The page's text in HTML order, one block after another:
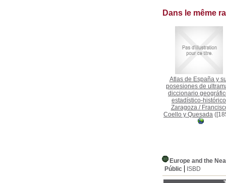
Dans le même
Atlas de España y
posesiones de
diccionario
estadístico-
Zaragoza/
Coello y Quesada
Europe and the
Públic
ISBD